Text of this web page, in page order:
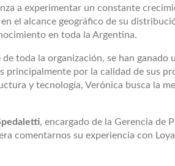
a experimentar un constante
el alcance geográfico de su
en toda la Argentina.
toda la organización, se han ganado
principalmente por la calidad de sus
y tecnología, Verónica busca la
, encargado de la Gerencia de
comentarnos su experiencia con